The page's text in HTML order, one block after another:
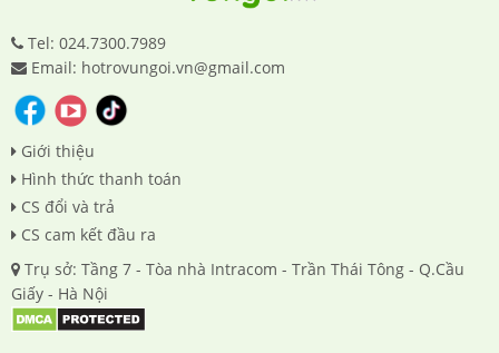
Tel: 024.7300.7989
Email: hotrovungoi.vn@gmail.com
Giới thiệu
Hình thức thanh toán
CS đổi và trả
CS cam kết đầu ra
Trụ sở: Tầng 7 - Tòa nhà Intracom - Trần Thái Tông - Q.Cầu
Giấy - Hà Nội